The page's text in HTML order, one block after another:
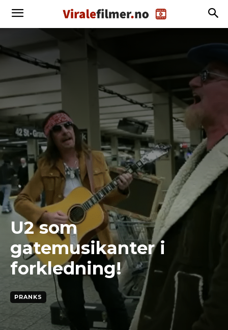
U2 som
gatemusikanter i
forkledning!
PRANKS